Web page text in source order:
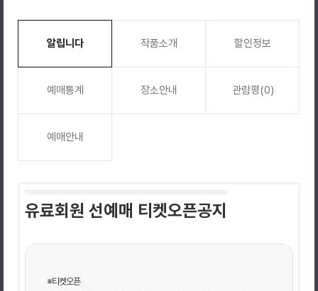
알립니다 작품소개 할인정보
예매통계 장소안내 관람평(0)
예매안내
유료회원 선예매 티켓오픈공지
※티켓오픈